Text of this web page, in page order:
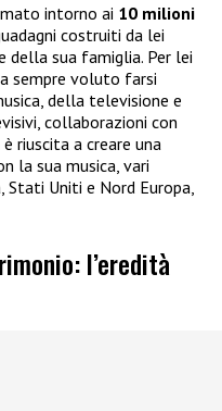
intorno ai 10 milioni
costruiti da lei
della sua famiglia. Per lei
sempre voluto farsi
della televisione e
collaborazioni con
riuscita a creare una
la sua musica, vari
Uniti e Nord Europa,
l’eredità